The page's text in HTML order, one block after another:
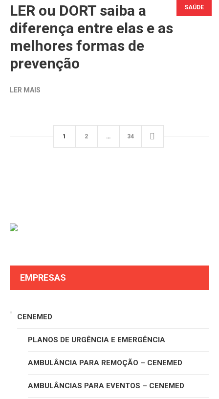
SAÚDE
LER ou DORT saiba a
diferença entre elas e as
melhores formas de
prevenção
LER MAIS
1 2 … 34
EMPRESAS
CENEMED
PLANOS DE URGÊNCIA E EMERGÊNCIA
AMBULÂNCIA PARA REMOÇÃO – CENEMED
AMBULÂNCIAS PARA EVENTOS – CENEMED